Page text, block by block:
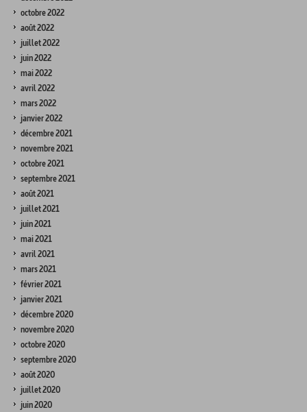
octobre 2022
août 2022
juillet 2022
juin 2022
mai 2022
avril 2022
mars 2022
janvier 2022
décembre 2021
novembre 2021
octobre 2021
septembre 2021
août 2021
juillet 2021
juin 2021
mai 2021
avril 2021
mars 2021
février 2021
janvier 2021
décembre 2020
novembre 2020
octobre 2020
septembre 2020
août 2020
juillet 2020
juin 2020